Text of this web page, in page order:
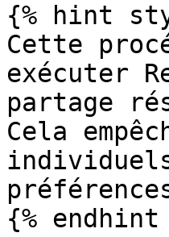
{% hint
Cette
exécuter
partage
Cela
{% endhint